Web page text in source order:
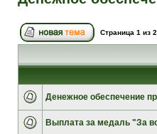
Страница 1 из 2
Денежное обеспечение
Выплата за медаль "За